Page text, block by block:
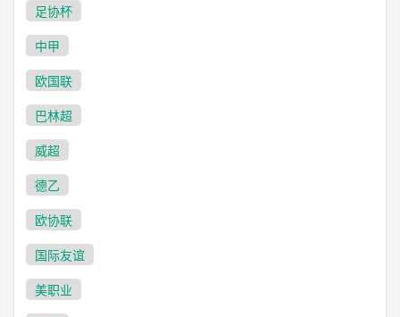
足协杯
中甲
欧国联
巴林超
威超
德乙
欧协联
国际友谊
美职业